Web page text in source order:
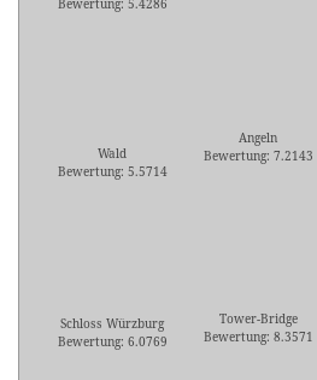
Bewertung: 5.4286
Wald
Bewertung: 5.5714
Angeln
Bewertung: 7.2143
Schloss Würzburg
Bewertung: 6.0769
Tower-Bridge
Bewertung: 8.3571